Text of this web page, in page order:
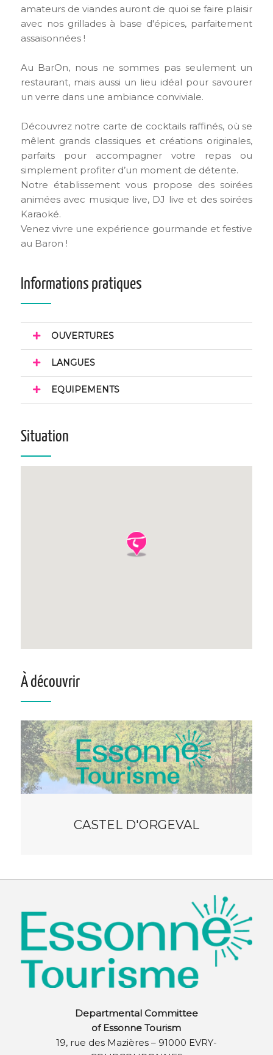
amateurs de viandes auront de quoi se faire plaisir
avec nos grillades à base d'épices, parfaitement
assaisonnées !
Au BarOn, nous ne sommes pas seulement un
restaurant, mais aussi un lieu idéal pour savourer
un verre dans une ambiance conviviale.
Découvrez notre carte de cocktails raffinés, où se
mêlent grands classiques et créations originales,
parfaits pour accompagner votre repas ou
simplement profiter d’un moment de détente.
Notre établissement vous propose des soirées
animées avec musique live, DJ live et des soirées
Karaoké.
Venez vivre une expérience gourmande et festive
au Baron !
Informations pratiques
OUVERTURES
LANGUES
EQUIPEMENTS
Situation
À découvrir
CASTEL D'ORGEVAL
Departmental Committee
of Essonne Tourism
19, rue des Mazières – 91000 EVRY-